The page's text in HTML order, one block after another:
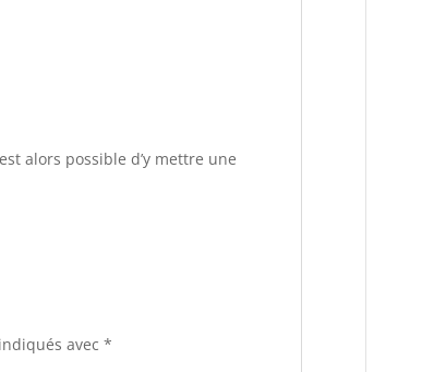
alors possible d’y mettre une
avec*